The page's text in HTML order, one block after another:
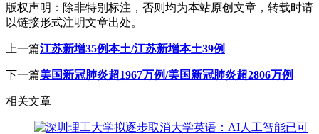
版权声明： 除非特别标注，否则均为本站原创文章，转载时请
以链接形式注明文章出处。
上一篇江苏新增35例本土/江苏新增本土39例
下一篇美国新冠肺炎超1967万例/美国新冠肺炎超2806万例
相关文章